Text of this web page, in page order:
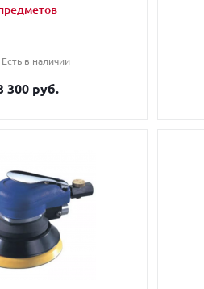
Есть в наличии
300 руб.